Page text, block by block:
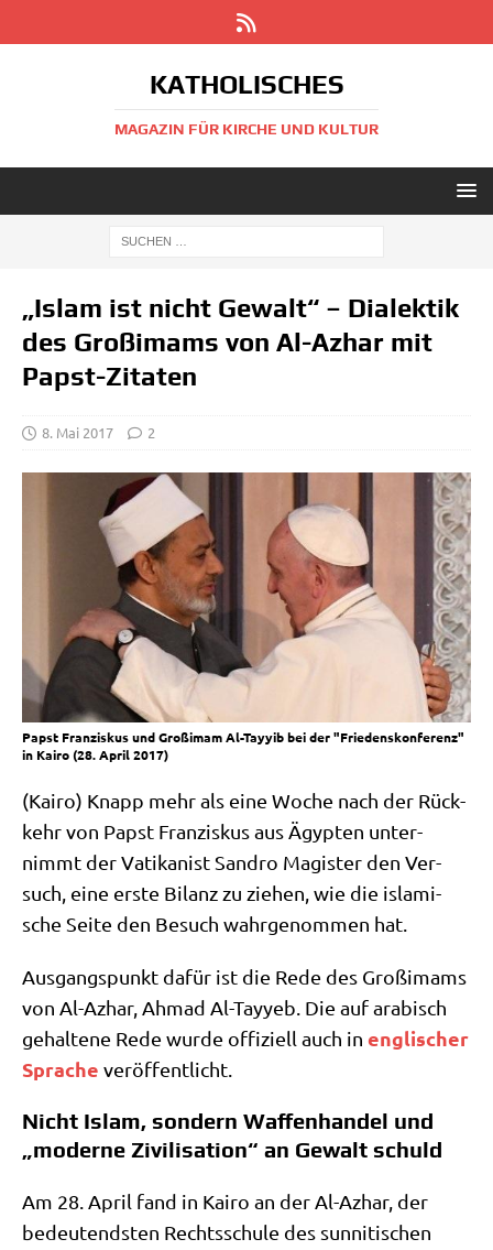
KATHOLISCHES
MAGAZIN FÜR KIRCHE UND KULTUR
„Islam ist nicht Gewalt“ – Dialektik
des Großimams von Al-Azhar mit
Papst-Zitaten
8. Mai 2017 2
Papst Franziskus und Großimam Al-Tayyib bei der "Friedenskonferenz"
in Kairo (28. April 2017)
(Kai­ro) Knapp mehr als eine Woche nach der Rück­
kehr von Papst Fran­zis­kus aus Ägyp­ten unter­
nimmt der Vati­ka­nist San­dro Magi­ster den Ver­
such, eine erste Bilanz zu zie­hen, wie die isla­mi­
sche Sei­te den Besuch wahr­ge­nom­men hat.
Aus­gangs­punkt dafür ist die Rede des Groß­i­mams
von Al-Azhar, Ahmad Al-Tay­yeb. Die auf ara­bisch
gehal­te­ne Rede wur­de offi­zi­ell auch in eng­li­scher
Spra­che veröffentlicht.
Nicht Islam, sondern Waffenhandel und
„moderne Zivilisation“ an Gewalt schuld
Am 28. April fand in Kai­ro an der Al-Azhar, der
bedeu­tend­sten Rechts­schu­le des sun­ni­ti­schen